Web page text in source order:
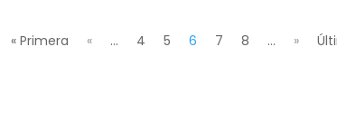
« Primera « ... 4 5 6 7 8 ... »